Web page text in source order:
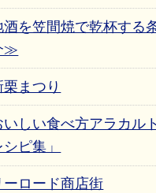
酒を笠間焼で乾杯する
≫
まつり
いしい食べ方アラカル
ピ集」
ーロード商店街